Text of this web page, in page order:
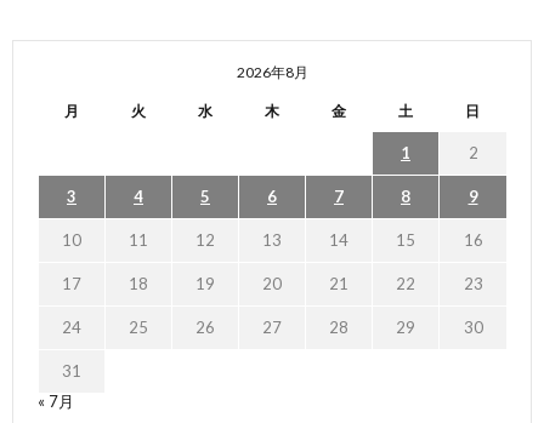
2026年8月
月 火 水 木 金 土 日
1 2
3 4 5 6 7 8 9
10 11 12 13 14 15 16
17 18 19 20 21 22 23
24 25 26 27 28 29 30
31
« 7月